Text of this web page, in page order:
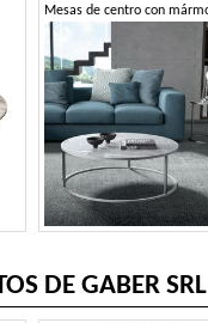
DE GABER SRL